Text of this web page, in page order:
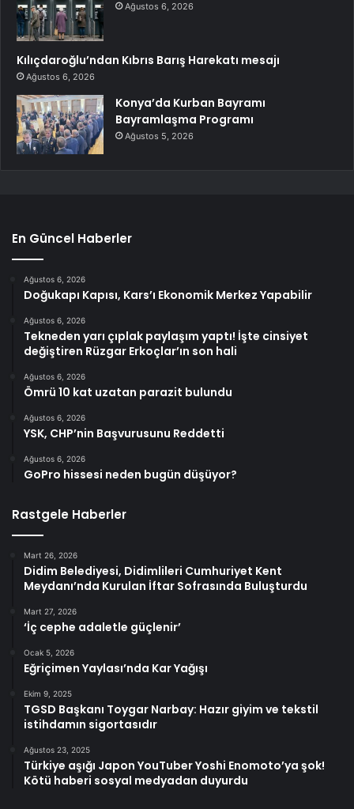
Ağustos 6, 2026
Kılıçdaroğlu’ndan Kıbrıs Barış Harekatı mesajı
Ağustos 6, 2026
Konya’da Kurban Bayramı
Bayramlaşma Programı
Ağustos 5, 2026
En Güncel Haberler
Ağustos 6, 2026
Doğukapı Kapısı, Kars’ı Ekonomik Merkez Yapabilir
Ağustos 6, 2026
Tekneden yarı çıplak paylaşım yaptı! İşte cinsiyet
değiştiren Rüzgar Erkoçlar’ın son hali
Ağustos 6, 2026
Ömrü 10 kat uzatan parazit bulundu
Ağustos 6, 2026
YSK, CHP’nin Başvurusunu Reddetti
Ağustos 6, 2026
GoPro hissesi neden bugün düşüyor?
Rastgele Haberler
Mart 26, 2026
Didim Belediyesi, Didimlileri Cumhuriyet Kent
Meydanı’nda Kurulan İftar Sofrasında Buluşturdu
Mart 27, 2026
‘İç cephe adaletle güçlenir’
Ocak 5, 2026
Eğriçimen Yaylası’nda Kar Yağışı
Ekim 9, 2025
TGSD Başkanı Toygar Narbay: Hazır giyim ve tekstil
istihdamın sigortasıdır
Ağustos 23, 2025
Türkiye aşığı Japon YouTuber Yoshi Enomoto’ya şok!
Kötü haberi sosyal medyadan duyurdu